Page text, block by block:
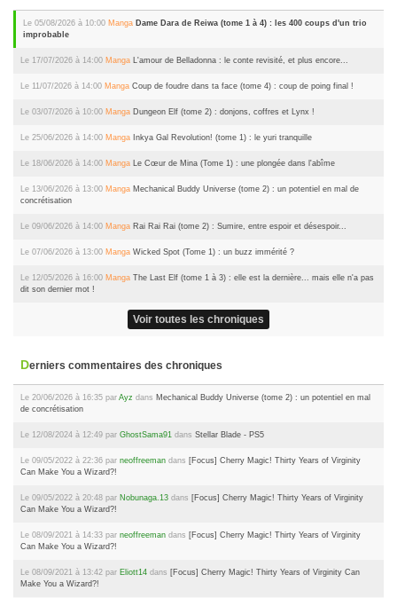
Le 05/08/2026 à 10:00 Manga Dame Dara de Reiwa (tome 1 à 4) : les 400 coups d'un trio
improbable
Le 17/07/2026 à 14:00 Manga L'amour de Belladonna : le conte revisité, et plus encore...
Le 11/07/2026 à 14:00 Manga Coup de foudre dans ta face (tome 4) : coup de poing final !
Le 03/07/2026 à 10:00 Manga Dungeon Elf (tome 2) : donjons, coffres et Lynx !
Le 25/06/2026 à 14:00 Manga Inkya Gal Revolution! (tome 1) : le yuri tranquille
Le 18/06/2026 à 14:00 Manga Le Cœur de Mina (Tome 1) : une plongée dans l'abîme
Le 13/06/2026 à 13:00 Manga Mechanical Buddy Universe (tome 2) : un potentiel en mal de
concrétisation
Le 09/06/2026 à 14:00 Manga Rai Rai Rai (tome 2) : Sumire, entre espoir et désespoir...
Le 07/06/2026 à 13:00 Manga Wicked Spot (Tome 1) : un buzz immérité ?
Le 12/05/2026 à 16:00 Manga The Last Elf (tome 1 à 3) : elle est la dernière... mais elle n'a pas
dit son dernier mot !
Voir toutes les chroniques
Derniers commentaires des chroniques
Le 20/06/2026 à 16:35 par Ayz dans Mechanical Buddy Universe (tome 2) : un potentiel en mal
de concrétisation
Le 12/08/2024 à 12:49 par GhostSama91 dans Stellar Blade - PS5
Le 09/05/2022 à 22:36 par neoffreeman dans [Focus] Cherry Magic! Thirty Years of Virginity
Can Make You a Wizard?!
Le 09/05/2022 à 20:48 par Nobunaga.13 dans [Focus] Cherry Magic! Thirty Years of Virginity
Can Make You a Wizard?!
Le 08/09/2021 à 14:33 par neoffreeman dans [Focus] Cherry Magic! Thirty Years of Virginity
Can Make You a Wizard?!
Le 08/09/2021 à 13:42 par Eliott14 dans [Focus] Cherry Magic! Thirty Years of Virginity Can
Make You a Wizard?!